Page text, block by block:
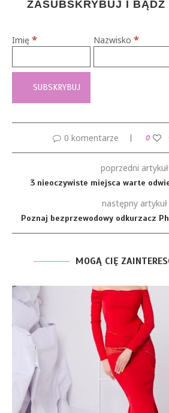
ZASUBSKRYBUJ I BĄDŹ
Imię * Nazwisko *
0 komentarze 0
poprzedni artykuł
3 nieoczywiste miejsca warte
następny artykuł
Poznaj bezprzewodowy odkurzacz
MOGĄ CIĘ